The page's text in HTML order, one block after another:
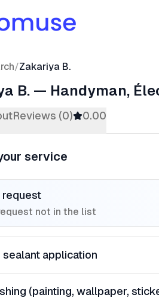
/Zakariya B.
B. — Handyman,
Reviews (0) 0.00
service
request
not in the list
sealant application
(painting, wallpaper,